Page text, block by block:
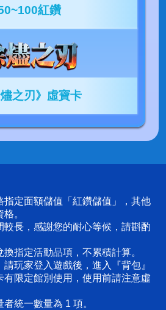
紅鑽
燼之刃》虛寶卡
指定面額儲值「紅鑽儲值」，其他
格。
較長，感謝您的耐心等候，請斟酌
指定活動品項，不累積計算。
玩家登入遊戲後，進入『背包』
有限定館別使用，使用前請注意虛
統一數量為 1 項。